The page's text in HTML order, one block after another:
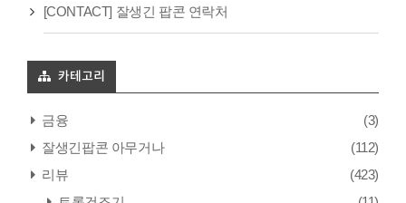
[CONTACT] 잘생긴 팝콘 연락처
카테고리
금융
(3)
잘생긴팝콘 아무거나
(112)
리뷰
(423)